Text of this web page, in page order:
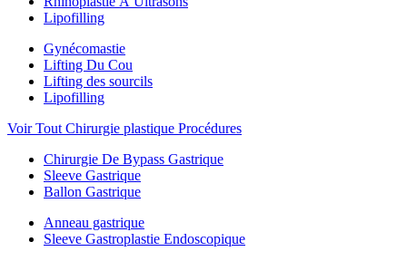
Lipofilling
Gynécomastie
Lifting Du Cou
Lifting des sourcils
Lipofilling
Voir Tout Chirurgie plastique Procédures
Chirurgie De Bypass Gastrique
Sleeve Gastrique
Ballon Gastrique
Anneau gastrique
Sleeve Gastroplastie Endoscopique